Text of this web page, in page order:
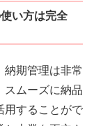
い方は完全
納期管理は非常
スムーズに納品
用することがで